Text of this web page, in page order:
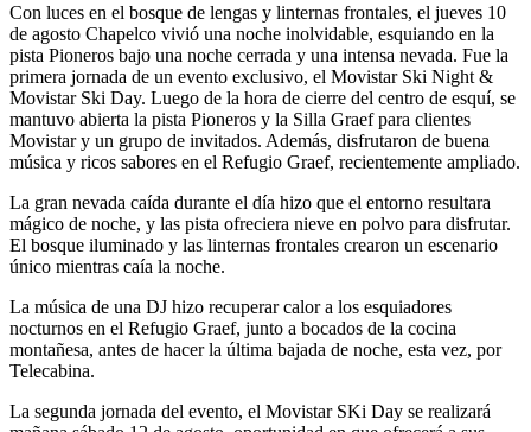
Con luces en el bosque de lengas y linternas frontales, el jueves 10
de agosto Chapelco vivió una noche inolvidable, esquiando en la
pista Pioneros bajo una noche cerrada y una intensa nevada. Fue la
primera jornada de un evento exclusivo, el Movistar Ski Night &
Movistar Ski Day. Luego de la hora de cierre del centro de esquí, se
mantuvo abierta la pista Pioneros y la Silla Graef para clientes
Movistar y un grupo de invitados. Además, disfrutaron de buena
música y ricos sabores en el Refugio Graef, recientemente ampliado.
La gran nevada caída durante el día hizo que el entorno resultara
mágico de noche, y las pista ofreciera nieve en polvo para disfrutar.
El bosque iluminado y las linternas frontales crearon un escenario
único mientras caía la noche.
La música de una DJ hizo recuperar calor a los esquiadores
nocturnos en el Refugio Graef, junto a bocados de la cocina
montañesa, antes de hacer la última bajada de noche, esta vez, por
Telecabina.
La segunda jornada del evento, el Movistar SKi Day se realizará